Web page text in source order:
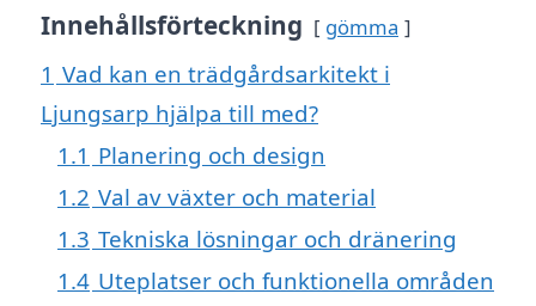
Innehållsförteckning gömma
1 Vad kan en trädgårdsarkitekt i
Ljungsarp hjälpa till med?
1.1 Planering och design
1.2 Val av växter och material
1.3 Tekniska lösningar och dränering
1.4 Uteplatser och funktionella områden